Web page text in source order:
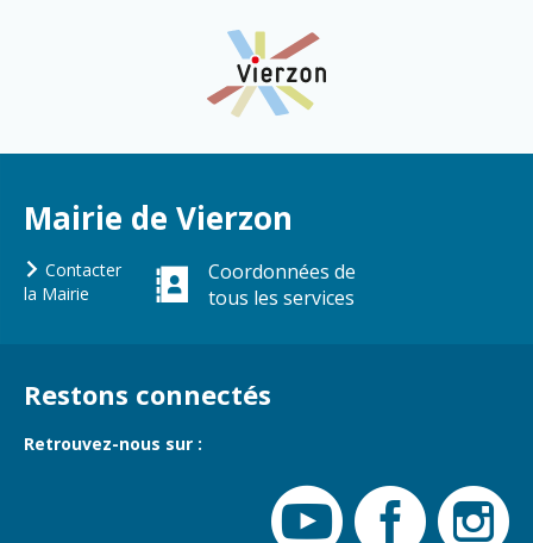
Mairie de Vierzon
Contacter
la Mairie
Coordonnées de
tous les services
Restons connectés
Retrouvez-nous sur :